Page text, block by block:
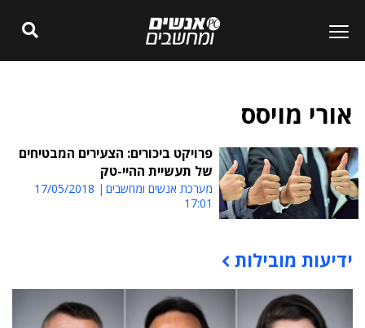
אורי מויסס
פרויקט ביכורים: הצעירים המבטיחים
של תעשיית ההיי-טק
מערכת אנשים ומחשבים
17/05/2018
17:01
תוכן פרסומי
ידיעות מובילות